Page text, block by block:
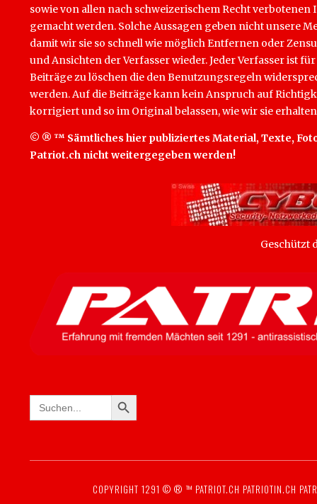
sowie von allen nach schweizerischem Recht
gemacht werden. Solche Aussagen geben nicht unsere
damit wir sie so schnell wie möglich Entfernen oder
und Ansichten der Verfasser wieder. Jeder Verfasser ist
Beiträge zu löschen die den Benutzungsregeln
werden. Auf die Beiträge kann kein Anspruch auf
korrigiert und so im Original belassen, wie wir sie
© ® ™ Sämtliches hier publiziertes Material, Texte,
Patriot.ch nicht weitergegeben werden!
Geschützt
Search
for:
SEARCH BUTTON
COPYRIGHT 1291 © ® ™ PATRIOT.CH PATRIOTIN.CH